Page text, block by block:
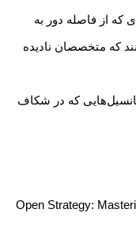
که از فاصله دور به
که متخصصان نادیده
که در شکاف